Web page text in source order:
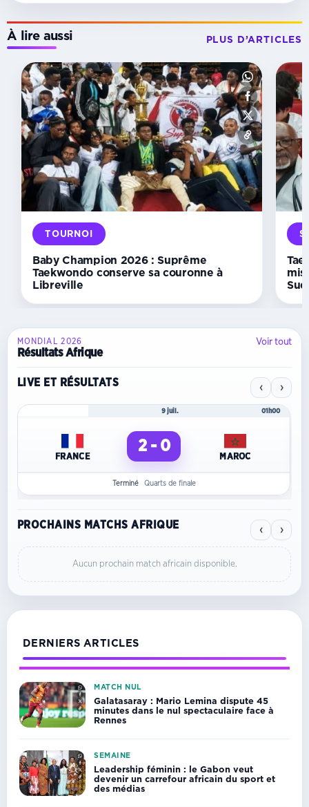
À lire aussi PLUS D’ARTICLES
MÉDAILLES
Maroc :
Le
Gabon
décroche
bronze
et
termine
6e
aux
Championnats
d’Afrique
judo
TOURNOI
Baby Champion 2026 : Suprême
Taekwondo conserve sa couronne à
Libreville
Sud
MONDIAL 2026
Résultats Afrique
Voir tout
LIVE ET RÉSULTATS ‹ ›
9 juil. 01h00
FRANCE
2 - 0
MAROC
Terminé Quarts de finale
PROCHAINS MATCHS AFRIQUE ‹ ›
Aucun prochain match africain disponible.
DERNIERS ARTICLES
MATCH NUL
Galatasaray : Mario Lemina dispute 45
minutes dans le nul spectaculaire face à
Rennes
SEMAINE
Leadership féminin : le Gabon veut
devenir un carrefour africain du sport et
des médias